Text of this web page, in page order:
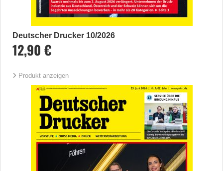
Deutscher Drucker 10/2026
12,90 €
Produkt anzeigen